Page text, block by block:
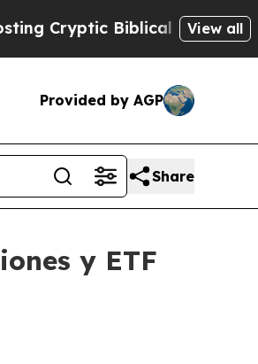
Biblical Messages onView all
Provided by AGP
Share
y ETF